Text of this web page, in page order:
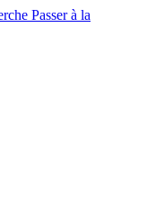
Passer à la